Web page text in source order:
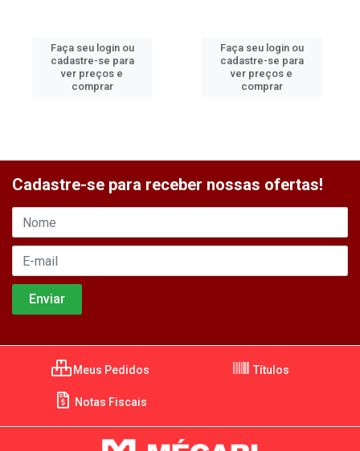
Faça seu login ou
cadastre-se para
ver preços e
comprar
Faça seu login ou
cadastre-se para
ver preços e
comprar
Cadastre-se para receber nossas ofertas!
Meus Pedidos Títulos
Notas Fiscais